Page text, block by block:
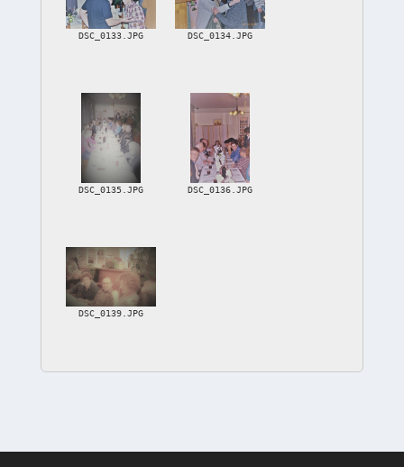
DSC_0133.JPG DSC_0134.JPG
DSC_0135.JPG DSC_0136.JPG
DSC_0139.JPG